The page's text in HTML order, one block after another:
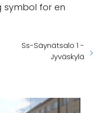
symbol for en
Ss-Säynätsalo 1 -
Jyväskylä